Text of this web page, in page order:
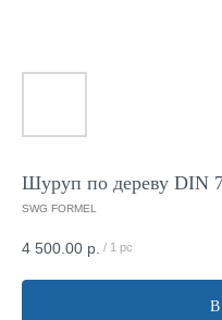
Шуруп по дереву DIN
SWG FORMEL
4 500.00 р. / 1 pc
В